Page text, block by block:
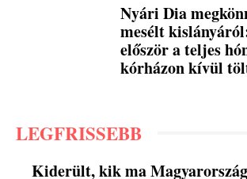
Nyári Dia
mesélt
először a teljes
kórházon kívül
LEGFRISSEBB
Kiderült, kik ma Magyarország